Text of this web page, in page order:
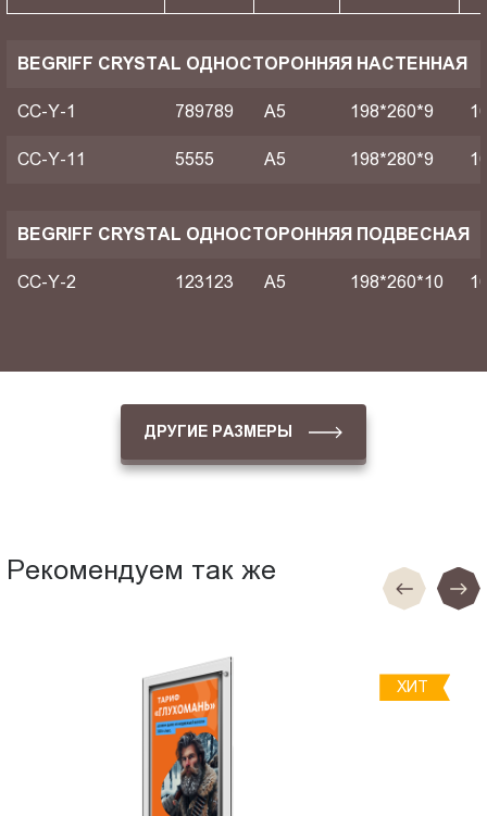
BEGRIFF CRYSTAL ОДНОСТОРОННЯЯ НАСТЕННАЯ
CC-Y-1 789789 A5 198*260*9
CC-Y-11 5555 A5 198*280*9
BEGRIFF CRYSTAL ОДНОСТОРОННЯЯ ПОДВЕСНАЯ
CC-Y-2 123123 A5 198*260*10
ДРУГИЕ РАЗМЕРЫ
Рекомендуем так же
ХИТ